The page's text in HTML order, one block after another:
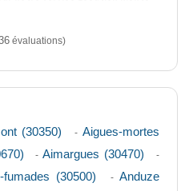
évaluations)
(30350) -Aigues-mortes
-Aimargues (30470) -
fumades (30500) -Anduze